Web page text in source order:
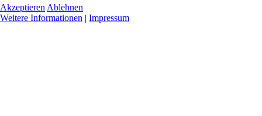
Akzeptieren Ablehnen
Weitere Informationen | Impressum